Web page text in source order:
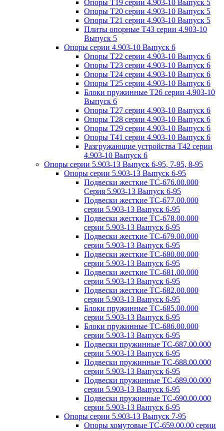
Опоры Т19 серии 4.903-10 Выпуск 5
Опоры Т20 серии 4.903-10 Выпуск 5
Опоры Т21 серии 4.903-10 Выпуск 5
Плиты опорные Т43 серии 4.903-10
Выпуск 5
Опоры серии 4.903-10 Выпуск 6
Опоры Т22 серии 4.903-10 Выпуск 6
Опоры Т23 серии 4.903-10 Выпуск 6
Опоры Т24 серии 4.903-10 Выпуск 6
Опоры Т25 серии 4.903-10 Выпуск 6
Блоки пружинные Т26 серии 4.903-10
Выпуск 6
Опоры Т27 серии 4.903-10 Выпуск 6
Опоры Т28 серии 4.903-10 Выпуск 6
Опоры Т29 серии 4.903-10 Выпуск 6
Опоры Т41 серии 4.903-10 Выпуск 6
Разгружающие устройства Т42 серии
4.903-10 Выпуск 6
Опоры серии 5.903-13 Выпуск 6-95, 7-95, 8-95
Опоры серии 5.903-13 Выпуск 6-95
Подвески жесткие ТС-676.00.000
Серия 5.903-13 Выпуск 6-95
Подвески жесткие ТС-677.00.000
серии 5.903-13 Выпуск 6-95
Подвески жесткие ТС-678.00.000
серии 5.903-13 Выпуск 6-95
Подвески жесткие ТС-679.00.000
серии 5.903-13 Выпуск 6-95
Подвески жесткие ТС-680.00.000
серии 5.903-13 Выпуск 6-95
Подвески жесткие ТС-681.00.000
серии 5.903-13 Выпуск 6-95
Подвески жесткие ТС-682.00.000
серии 5.903-13 Выпуск 6-95
Блоки пружинные ТС-685.00.000
серии 5.903-13 Выпуск 6-95
Блоки пружинные ТС-686.00.000
серии 5.903-13 Выпуск 6-95
Подвески пружинные ТС-687.00.000
серии 5.903-13 Выпуск 6-95
Подвески пружинные ТС-688.00.000
серии 5.903-13 Выпуск 6-95
Подвески пружинные ТС-689.00.000
серии 5.903-13 Выпуск 6-95
Подвески пружинные ТС-690.00.000
серии 5.903-13 Выпуск 6-95
Опоры серии 5.903-13 Выпуск 7-95
Опоры хомутовые ТС-659.00.00 серии